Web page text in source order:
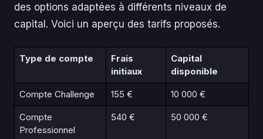
des options adaptées à différents niveaux de
capital. Voici un aperçu des tarifs proposés.
Type de compte
Frais
initiaux
Capital
disponible
Compte Challenge 155 € 10 000 €
Compte
Professionnel
540 € 50 000 €